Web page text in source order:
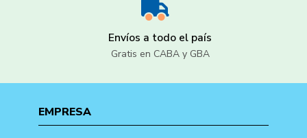
Envíos a todo el país
Gratis en CABA y GBA
EMPRESA